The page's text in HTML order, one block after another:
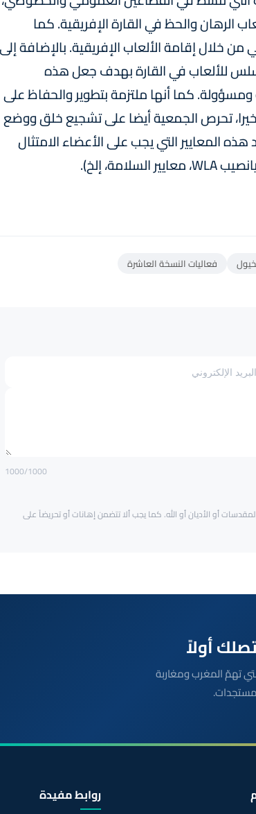
الرهان والحظ في القارة الإفريقية. كما
خلال إقامة الألعاب الإفريقية. بالإضافة إلى
للألعاب في القارة بهدف جعل هذه
كما أنها ملتزمة بتطوير والحفاظ على
تحرص الجمعية أيضا على تشجيع خلق ووضع
هذه المعايير التي يجب على الأعضاء الامتثال
فعاليات النسخة العاشرة
1000/1000
أو الأديان أو الله. كما يجب ألا تتضمن إهانات أو تحريضاً على
التي تهمّ المغرب ومغاربة
روابط مفيدة